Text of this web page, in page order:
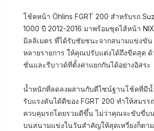
โช้คหน้า Öhlins FGRT 200 สำหรับรถ
1000 ปี 2012-2016 มาพร้อมชุดไส้หน้า
มิลลิเมตร ที่ได้รับชัยชนะจากสนามแข่งขัน
หลายรายการ ให้คุณปรับแต่งได้ถึงขีดสุด ด้
ชั่นและรีบาวด์ที่ตั้งค่าแยกกันได้อย่างอิสระ
น้ำหนักที่ลดลงผสานกับดีไซน์ฐานโช้คที่มีน้
รับแรงดันได้ดีของ FGRT 200 ทำให้สมรร
ควบคุมรถโดยรวมดีขึ้น ไม่ว่าคุณจะขับขี่บ
บนสนามแข่งในวันสำคัญให้สุดเหวี่ยงก็ตาม